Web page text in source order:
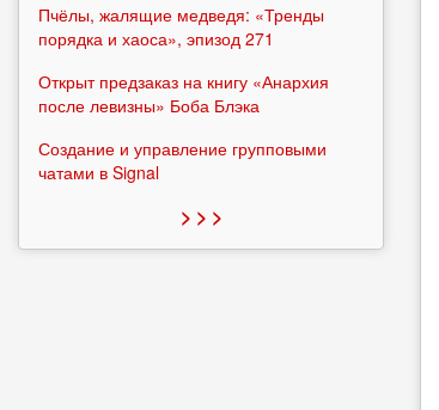
Пчёлы, жалящие медведя: «Тренды
порядка и хаоса», эпизод 271
Открыт предзаказ на книгу «Анархия
после левизны» Боба Блэка
Создание и управление групповыми
чатами в Signal
> > >